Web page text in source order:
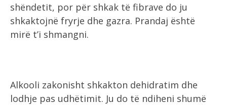
shëndetit, por për shkak të fibrave do ju
shkaktojnë fryrje dhe gazra. Prandaj është
mirë t’i shmangni.
Alkooli zakonisht shkakton dehidratim dhe
lodhje pas udhëtimit. Ju do të ndiheni shumë